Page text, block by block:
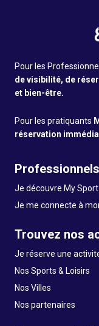
Pour les
de visibilité, de
et bien-être.
Pour les pratiquants
réservation
Professionnels
Je découvre My
Je me connecte à
Trouvez nos
Je réserve une
Nos Sports & Loisirs
Nos Villes
Nos partenaires